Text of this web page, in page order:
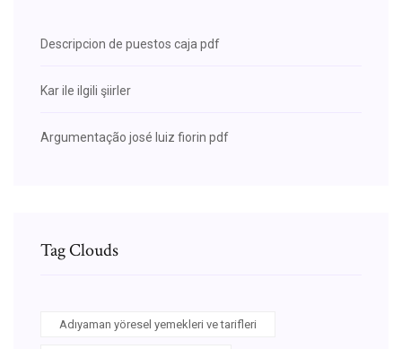
Descripcion de puestos caja pdf
Kar ile ilgili şiirler
Argumentação josé luiz fiorin pdf
Tag Clouds
Adıyaman yöresel yemekleri ve tarifleri